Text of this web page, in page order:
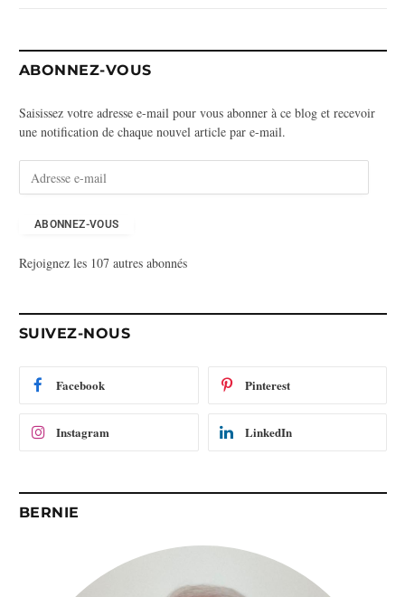
ABONNEZ-VOUS
Saisissez votre adresse e-mail pour vous abonner à ce blog et recevoir
une notification de chaque nouvel article par e-mail.
s
m
ABONNEZ-VOUS
Rejoignez les 107 autres abonnés
SUIVEZ-NOUS
Facebook Pinterest
Instagram LinkedIn
BERNIE